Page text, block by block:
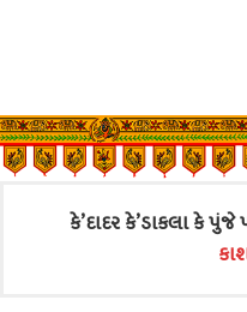
કે’દાદર કે’ડાકલા કે